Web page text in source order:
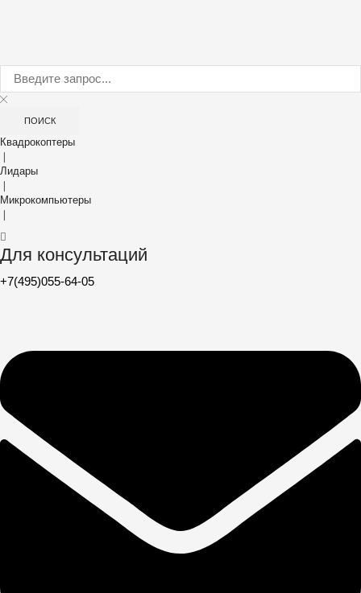
ПОИСК
Квадрокоптеры
❘
Лидары
❘
Микрокомпьютеры
❘
Для консультаций
+7(495)055-64-05